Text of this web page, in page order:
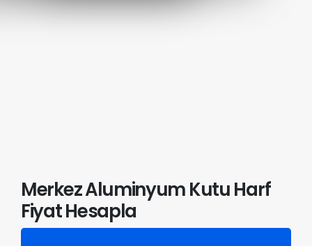
Merkez Aluminyum Kutu Harf
Fiyat Hesapla